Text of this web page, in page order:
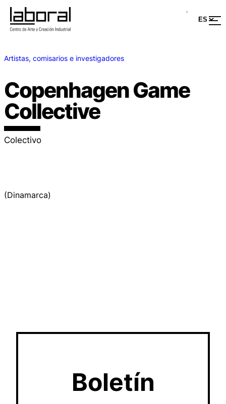
Artistas, comisarios e investigadores
Copenhagen Game
Collective
Colectivo
(Dinamarca)
Boletín